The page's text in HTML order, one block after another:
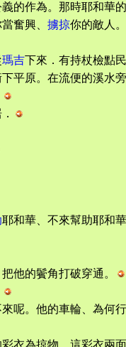
的作為。那時耶和華的
奮興、 擄掠你的敵人。
瑪吉下來．有持杖檢點
平原。在流便的溪水
耶和華、不來幫助耶和華
他的鬢角打破穿通。
呢。他的車輪、為何行
衣為掠物．這彩衣兩